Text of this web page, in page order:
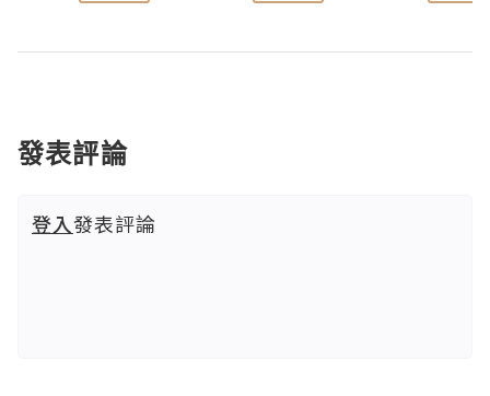
發表評論
登入發表評論